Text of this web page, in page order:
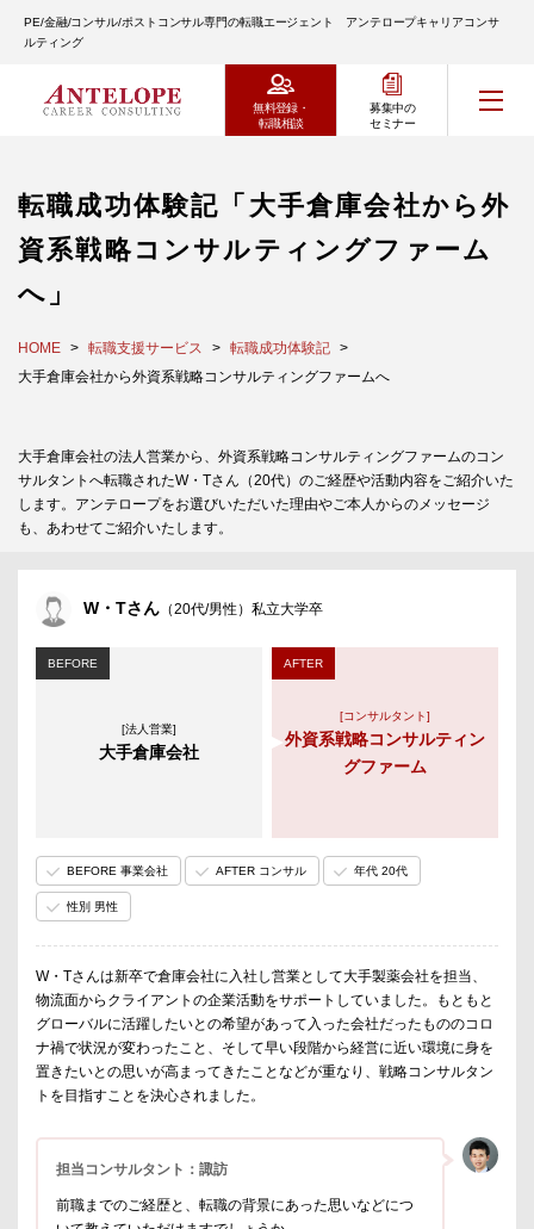
PE/金融/コンサル/ポストコンサル専門の転職エージェント アンテロープキャリアコンサ
ルティング
無料登録・
転職相談
募集中の
セミナー
転職成功体験記「大手倉庫会社から外
資系戦略コンサルティングファーム
へ」
HOME 転職支援サービス
転職成功体験記
大手倉庫会社から外資系戦略コンサルティングファームへ
大手倉庫会社の法人営業から、外資系戦略コンサルティングファームのコン
サルタントへ転職されたW・Tさん（20代）のご経歴や活動内容をご紹介いた
します。アンテロープをお選びいただいた理由やご本人からのメッセージ
も、あわせてご紹介いたします。
W・Tさん （20代/男性）私立大学卒
BEFORE
[法人営業]
大手倉庫会社
AFTER
[コンサルタント]
外資系戦略コンサルティン
グファーム
BEFORE 事業会社 AFTER コンサル 年代 20代
性別 男性
W・Tさんは新卒で倉庫会社に入社し営業として大手製薬会社を担当、
物流面からクライアントの企業活動をサポートしていました。もともと
グローバルに活躍したいとの希望があって入った会社だったもののコロ
ナ禍で状況が変わったこと、そして早い段階から経営に近い環境に身を
置きたいとの思いが高まってきたことなどが重なり、戦略コンサルタン
トを目指すことを決心されました。
担当コンサルタント：諏訪
前職までのご経歴と、転職の背景にあった思いなどにつ